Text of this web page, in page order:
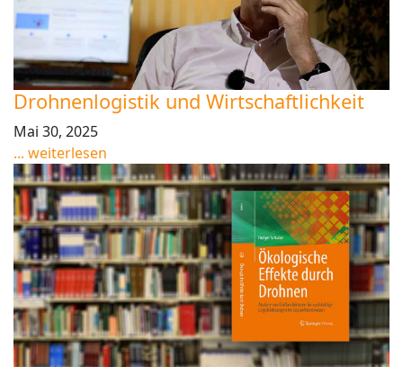
Drohnenlogistik und Wirtschaftlichkeit
Mai 30, 2025
... weiterlesen